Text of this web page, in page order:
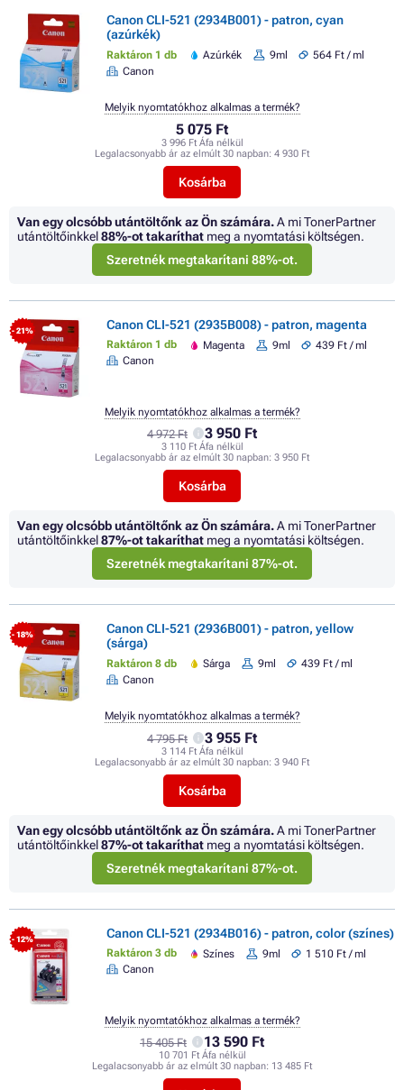
Canon CLI-521 (2934B001) - patron, cyan
(azúrkék)
Raktáron 1 db Azúrkék 9ml
564 Ft / ml
Canon
5 075 Ft
3 996 Ft Áfa nélkül
Legalacsonyabb ár az elmúlt 30 napban: 4 930 Ft
Kosárba
Melyik nyomtatókhoz alkalmas a termék?
Van egy olcsóbb utántöltőnk az Ön számára.A mi TonerPartner
utántöltőinkkel88%-ot takaríthat meg a nyomtatási költségen.
Szeretnék megtakarítani 88%-ot.
- 21% Canon CLI-521 (2935B008) - patron, magenta
Raktáron 1 db Magenta 9ml
439 Ft / ml
Canon
4 972 Ft 3 950 Ft
3 110 Ft Áfa nélkül
Legalacsonyabb ár az elmúlt 30 napban: 3 950 Ft
Kosárba
Melyik nyomtatókhoz alkalmas a termék?
Van egy olcsóbb utántöltőnk az Ön számára.A mi TonerPartner
utántöltőinkkel87%-ot takaríthat meg a nyomtatási költségen.
Szeretnék megtakarítani 87%-ot.
- 18%
Canon CLI-521 (2936B001) - patron, yellow
(sárga)
Raktáron 8 db Sárga 9ml
439 Ft / ml
Canon
4 795 Ft 3 955 Ft
3 114 Ft Áfa nélkül
Legalacsonyabb ár az elmúlt 30 napban: 3 940 Ft
Kosárba
Melyik nyomtatókhoz alkalmas a termék?
Van egy olcsóbb utántöltőnk az Ön számára.A mi TonerPartner
utántöltőinkkel87%-ot takaríthat meg a nyomtatási költségen.
Szeretnék megtakarítani 87%-ot.
- 12% Canon CLI-521 (2934B016) - patron, color (színes)
Raktáron 3 db Színes 9ml
1 510 Ft / ml
Canon
15 405 Ft 13 590 Ft
10 701 Ft Áfa nélkül
Legalacsonyabb ár az elmúlt 30 napban: 13 485 Ft
Melyik nyomtatókhoz alkalmas a termék?